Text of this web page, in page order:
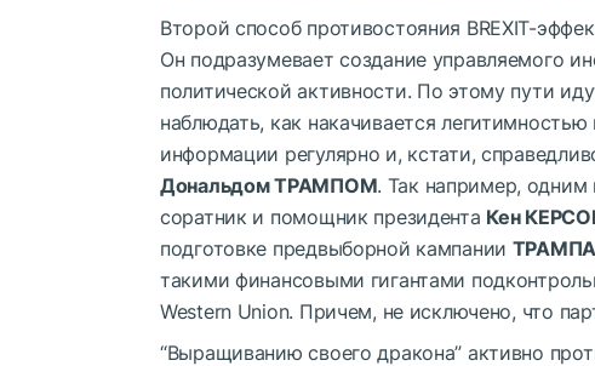
Второй способ противостояния BREXIT-
Он подразумевает создание управляемого
политической активности. По этому пути
наблюдать, как накачивается
информации регулярно и, кстати,
Дональдом ТРАМПОМ. Так например, одним
соратник и помощник президента Кен
подготовке предвыборной кампании ТРАМПА
такими финансовыми гигантами
Western Union. Причем, не исключено, что
“Выращиванию своего дракона” активно